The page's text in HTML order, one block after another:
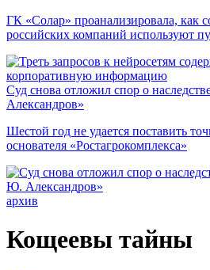
ГК «Солар» проанализировала, как
российских компаний используют
Суд снова отложил спор о
Александров»
Шестой год не удается поставить
основателя «Ростагрокомплекса»
архив
Кощеевы тайны